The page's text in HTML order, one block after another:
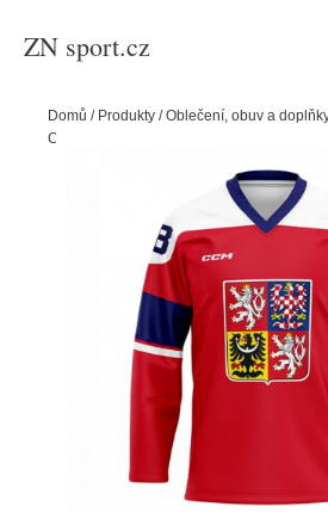
ZN sport.cz
Domů / Produkty /Oblečení, obuv a
CCM ZOH bez reklam červený Pastrňák,